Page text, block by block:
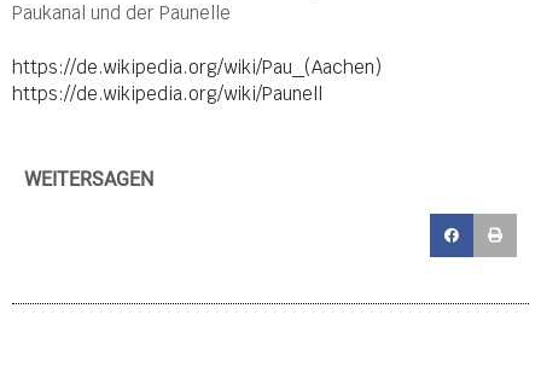
Paukanal und der Paunelle
https://de.wikipedia.org/wiki/Pau_(Aachen)
https://de.wikipedia.org/wiki/Paunell
WEITERSAGEN